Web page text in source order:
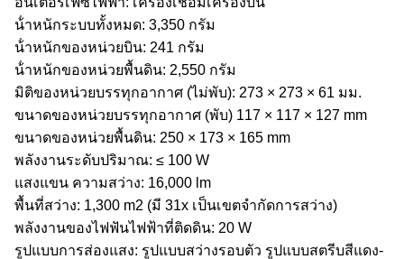
น้ําหนักระบบทั้งหมด: 3,350 กรัม
น้ําหนักของหน่วยบิน: 241 กรัม
น้ําหนักของหน่วยพื้นดิน: 2,550 กรัม
มิติของหน่วยบรรทุกอากาศ (ไม่พับ): 273 × 273 × 61 มม.
ขนาดของหน่วยบรรทุกอากาศ (พับ) 117 × 117 × 127 mm
ขนาดของหน่วยพื้นดิน: 250 × 173 × 165 mm
พลังงานระดับปริมาณ: ≤ 100 W
แสงแขน ความสว่าง: 16,000 lm
พื้นที่สว่าง: 1,300 m2 (มี 31x เป็นเขตจํากัดการสว่าง)
พลังงานของไฟฟันไฟฟ้าที่ติดดิน: 20 W
รูปแบบการส่องแสง: รูปแบบสว่างรอบตัว รูปแบบสตรีบสีแดง-